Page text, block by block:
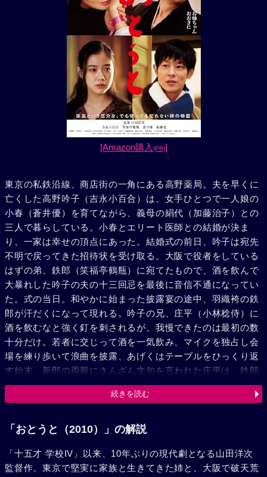
[Amazon購入 (PR)]
東京の私鉄沿線、商店街の一角にある高野薬局。夫を早くに
亡くした高野吟子（吉永小百合）は、女手ひとつで一人娘の
小春（蒼井優）を育てながら、義母の絹代（加藤治子）との
三人で暮らしている。小春とエリート医師との結婚が決ま
り、一家は幸せの頂点にあった。結婚式の前日、吟子は宛先
不明で戻ってきた招待状を受け取る。大阪で役者をしている
はずの弟、鉄郎（笑福亭鶴瓶）に宛てたもので、酒を飲んで
大暴れした吟子の夫の十三回忌を最後に音信不通になってい
た。式の当日。和やかに始まった披露宴の途中、羽織袴の鉄
郎が汗だくになって現れる。吟子の兄、庄平（小林稔侍）に
酒を飲むなと強く釘を刺されるが、我慢できたのは最初の数
十分だけ。若者に交じって酒を一気飲み、マイクを独占し会
場を練り歩いて浪曲を披露、あげくはテーブルをひっくり返
す始末。新郎の両親にさんざん文句を言われた庄平は、鉄郎
と縁を切ると宣言する。翌朝、吟子は鉄郎に、大阪に帰る電
車賃をそっと渡し見送った……。小春の結婚生活は長くは続
は鉄郎の件も。やがて離婚が成立、再び高野家で三人暮らし
にやってきた。鉄郎直筆の借用書を見せ、鉄郎と連絡が取れ
ず困惑する彼女を哀れに思い、吟子はなけなしの預金を引き
続きを読む
「おとうと（2010）」の解説
「十五才 学校IV」以来、10年ぶりの現代劇となる山田洋次
監督作。東京で堅実に家族と生きてきた姉と、大阪で破天荒